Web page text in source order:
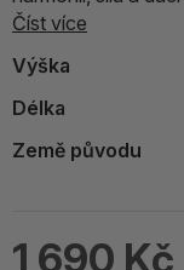
Číst více
Výška
Délka
Země původu
1 690 Kč